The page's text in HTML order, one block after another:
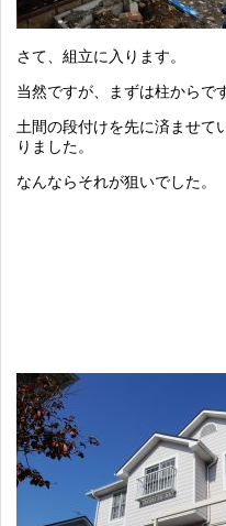
さて、組立に入ります。
当然ですが、まずは柱からで
土間の段付けを先に済ませて
りました。
なんならそれが狙いでした。